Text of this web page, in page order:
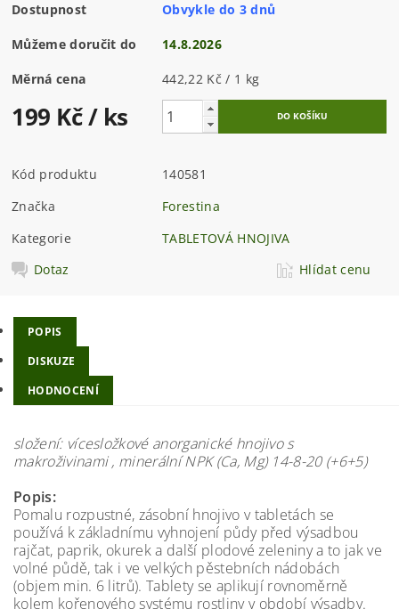
Dostupnost Obvykle do 3 dnů
Můžeme doručit do 14.8.2026
Měrná cena 442,22 Kč / 1 kg
199 Kč/ ks
Kód produktu
140581
Značka
Forestina
Kategorie
TABLETOVÁ HNOJIVA
Dotaz
Hlídat cenu
POPIS
DISKUZE
HODNOCENÍ
složení: vícesložkové anorganické hnojivo s
makroživinami , minerální NPK (Ca, Mg) 14-8-20 (+6+5)
Popis:
Pomalu rozpustné, zásobní hnojivo v tabletách se
používá k základnímu vyhnojení půdy před výsadbou
rajčat, paprik, okurek a další plodové zeleniny a to jak ve
volné půdě, tak i ve velkých pěstebních nádobách
(objem min. 6 litrů). Tablety se aplikují rovnoměrně
kolem kořenového systému rostliny v období výsadby.